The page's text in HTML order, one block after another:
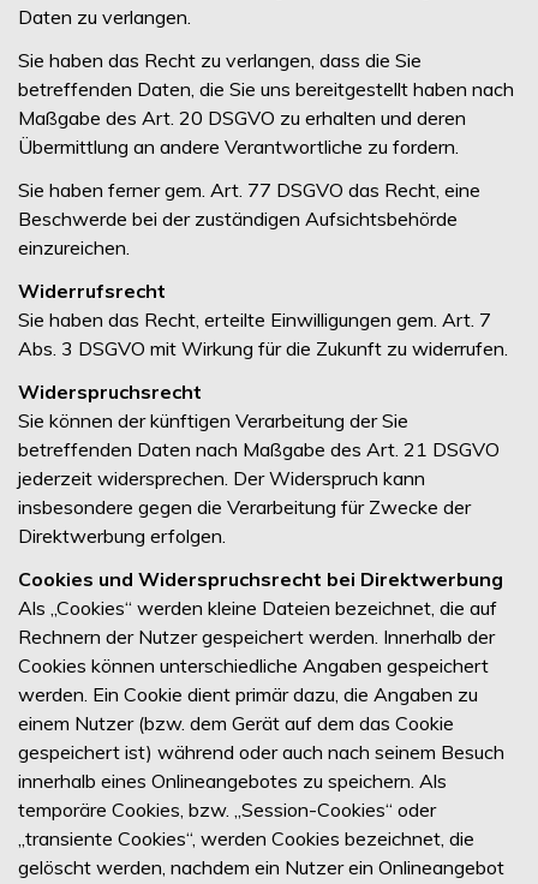
Daten zu verlangen.
Sie haben das Recht zu verlangen, dass die Sie
betreffenden Daten, die Sie uns bereitgestellt haben nach
Maßgabe des Art. 20 DSGVO zu erhalten und deren
Übermittlung an andere Verantwortliche zu fordern.
Sie haben ferner gem. Art. 77 DSGVO das Recht, eine
Beschwerde bei der zuständigen Aufsichtsbehörde
einzureichen.
Widerrufsrecht
Sie haben das Recht, erteilte Einwilligungen gem. Art. 7
Abs. 3 DSGVO mit Wirkung für die Zukunft zu widerrufen.
Widerspruchsrecht
Sie können der künftigen Verarbeitung der Sie
betreffenden Daten nach Maßgabe des Art. 21 DSGVO
jederzeit widersprechen. Der Widerspruch kann
insbesondere gegen die Verarbeitung für Zwecke der
Direktwerbung erfolgen.
Cookies und Widerspruchsrecht bei Direktwerbung
Als „Cookies“ werden kleine Dateien bezeichnet, die auf
Rechnern der Nutzer gespeichert werden. Innerhalb der
Cookies können unterschiedliche Angaben gespeichert
werden. Ein Cookie dient primär dazu, die Angaben zu
einem Nutzer (bzw. dem Gerät auf dem das Cookie
gespeichert ist) während oder auch nach seinem Besuch
innerhalb eines Onlineangebotes zu speichern. Als
temporäre Cookies, bzw. „Session-Cookies“ oder
„transiente Cookies“, werden Cookies bezeichnet, die
gelöscht werden, nachdem ein Nutzer ein Onlineangebot